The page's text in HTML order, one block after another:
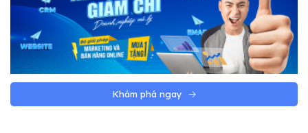
Khám phá ngay